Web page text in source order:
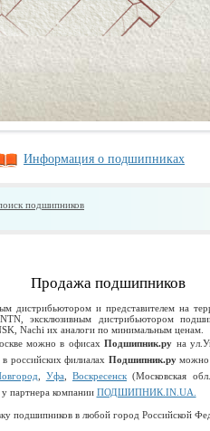
Информация о подшипниках
подшипников
Продажа подшипников
дистрибьютором и представителем на
эксклюзивным дистрибьютором
Nachi их аналоги по минимальным ценам.
можно в офисахПодшипник.ру на
российских филиалах Подшипник.руможно
Уфа, Воскресенск (Московская
партнера компании ПОДШИПНИК.IN.UA.
подшипников в любой город Российской